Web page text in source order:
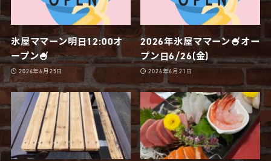
氷屋ママーン明日12:00オ
ープン🍧
2026年6月25日
2026年氷屋ママーン🍧オー
プン日6/26(金)
2026年6月21日